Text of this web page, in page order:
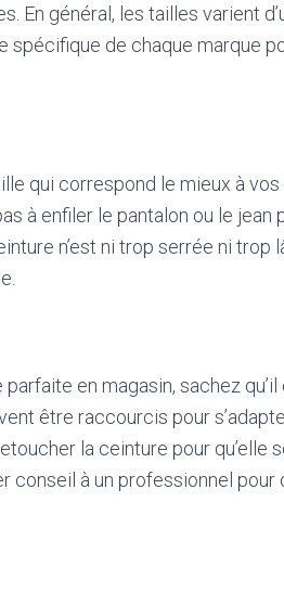
En général, les tailles varient
spécifique de chaque marque
qui correspond le mieux à
à enfiler le pantalon ou le jean
n’est ni trop serrée ni trop
en magasin, sachez
être raccourcis pour
la ceinture pour qu’elle
conseil à un professionnel pour